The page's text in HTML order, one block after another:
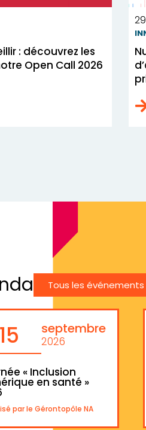
: découvrez les
Open Call 2026
Tous les événements
15 septembre
2026
« Inclusion
en santé »
par le Gérontopôle NA